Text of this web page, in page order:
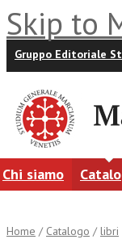
Skip to
Gruppo Editoriale
Chi siamo
Home / Catalogo / libri